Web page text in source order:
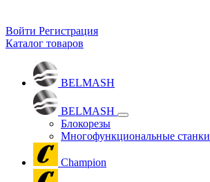
Войти Регистрация
Каталог товаров
BELMASH
BELMASH
Блокорезы
Многофункциональные станки
Champion